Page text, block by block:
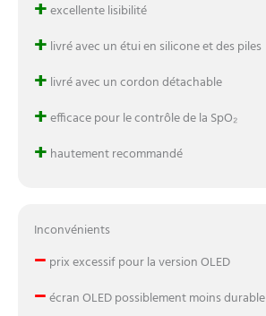
+excellente lisibilité
+ livré avec un étui en silicone et des piles
+ livré avec un cordon détachable
+efficace pour le contrôle de la SpO₂
+ hautement recommandé
Inconvénients
– prix excessif pour la version OLED
–écran OLED possiblement moins durable